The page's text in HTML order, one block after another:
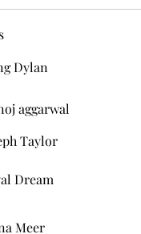
Dylan
aggarwal
Taylor
Dream
Meer